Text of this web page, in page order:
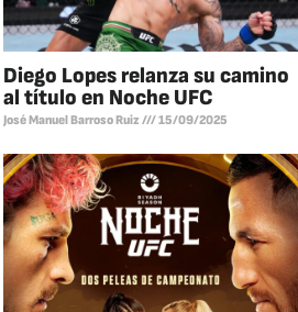
Diego Lopes relanza su camino
al título en Noche UFC
José Manuel Barroso Ruiz 15/09/2025